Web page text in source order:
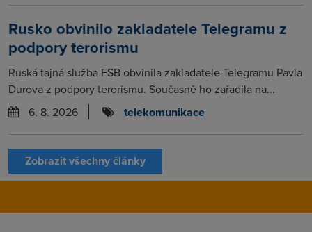
Rusko obvinilo zakladatele Telegramu z
podpory terorismu
Ruská tajná služba FSB obvinila zakladatele Telegramu Pavla
Durova z podpory terorismu. Současně ho zařadila na...
6. 8. 2026
telekomunikace
Zobrazit všechny články